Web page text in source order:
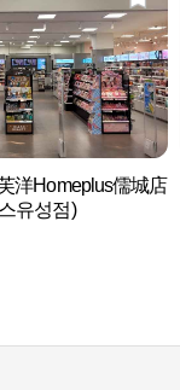
洋Homeplus儒城店
유성점)